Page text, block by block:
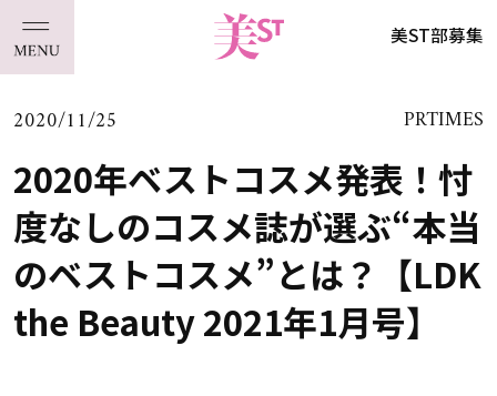
美ST部募集
2020/11/25 PRTIMES
2020年ベストコスメ発表！忖
度なしのコスメ誌が選ぶ“本当
のベストコスメ”とは？【LDK
the Beauty 2021年1月号】